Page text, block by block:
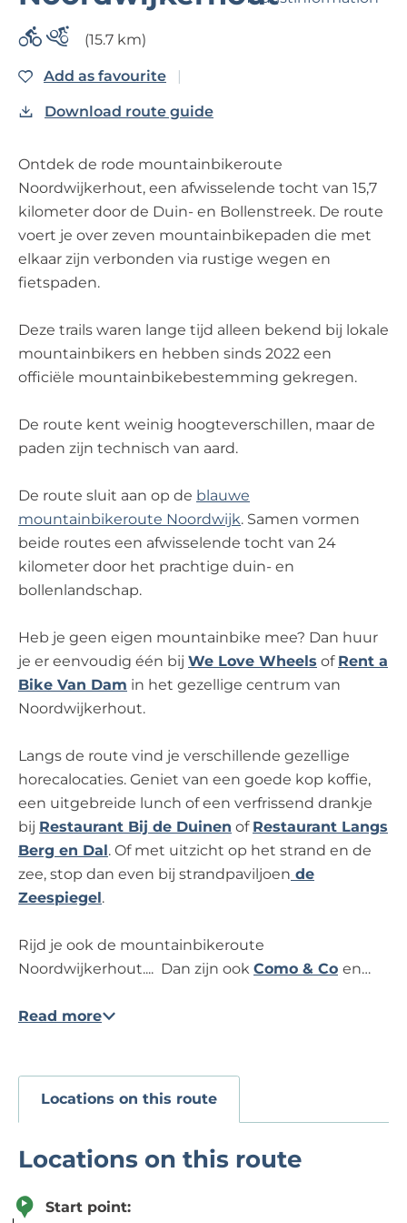
(15.7 km)
Add as favouriteAdd as favourite
Download route guide
Ontdek de rode mountainbikeroute
Noordwijkerhout, een afwisselende tocht van 15,7
kilometer door de Duin- en Bollenstreek. De route
voert je over zeven mountainbikepaden die met
elkaar zijn verbonden via rustige wegen en
fietspaden.
Deze trails waren lange tijd alleen bekend bij lokale
mountainbikers en hebben sinds 2022 een
officiële mountainbikebestemming gekregen.
De route kent weinig hoogteverschillen, maar de
paden zijn technisch van aard.
De route sluit aan op de blauwe
mountainbikeroute Noordwijk. Samen vormen
beide routes een afwisselende tocht van 24
kilometer door het prachtige duin- en
bollenlandschap.
Heb je geen eigen mountainbike mee? Dan huur
je er eenvoudig één bij We Love Wheels of Rent a
Bike Van Dam in het gezellige centrum van
Noordwijkerhout.
Langs de route vind je verschillende gezellige
horecalocaties. Geniet van een goede kop koffie,
een uitgebreide lunch of een verfrissend drankje
bij Restaurant Bij de Duinen of Restaurant Langs
Berg en Dal. Of met uitzicht op het strand en de
zee, stop dan even bij strandpaviljoen de
Zeespiegel.
Rijd je ook de mountainbikeroute
Noordwijkerhout.... Dan zijn ook Como & Co en…
Read more
Locations on this route
Locations on this route
Start point: